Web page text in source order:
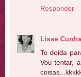
Responder
Lisse
To doida
Vou tentar,